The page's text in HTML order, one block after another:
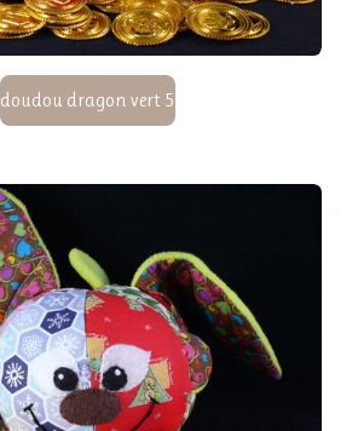
doudou dragon vert 5